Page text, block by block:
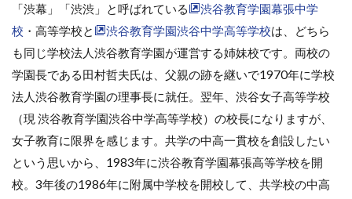
「渋幕」「渋渋」と呼ばれている
渋谷教育学園幕張中学
校 ・高等学校と 渋谷教育学園渋谷中学高等学校は、どちら
も同じ学校法人渋谷教育学園が運営する姉妹校です。両校の
学園長である田村哲夫氏は、父親の跡を継いで1970年に学校
法人渋谷教育学園の理事長に就任。翌年、渋谷女子高等学校
（現 渋谷教育学園渋谷中学高等学校）の校長になりますが、
女子教育に限界を感じます。共学の中高一貫校を創設したい
という思いから、1983年に渋谷教育学園幕張高等学校を開
校。3年後の1986年に附属中学校を開校して、共学校の中高